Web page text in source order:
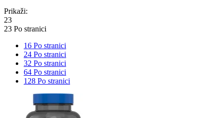
Prikaži:
23
23 Po stranici
16 Po stranici
24 Po stranici
32 Po stranici
64 Po stranici
128 Po stranici